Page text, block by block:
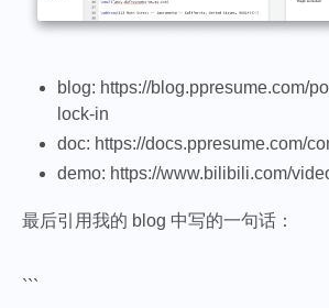
blog: https://blog.ppresume.com/
lock-in
doc: https://docs.ppresume.com/
demo: https://www.bilibili.com/
最后引用我的 blog 中写的一句话：
```